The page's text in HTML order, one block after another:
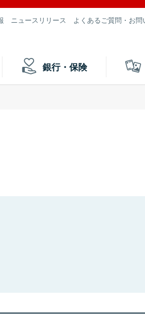
ニュースリリース よくあるご質問・お問
銀行・保険